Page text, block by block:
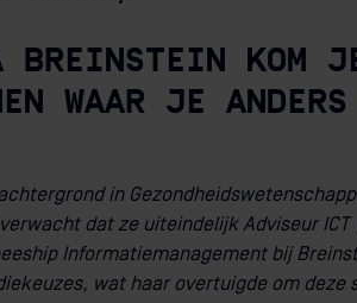
BREINSTEIN KOM
WAAR JE
in
dat ze uiteindelijk Adviseur
Informatiemanagement bij
wat haar overtuigde om